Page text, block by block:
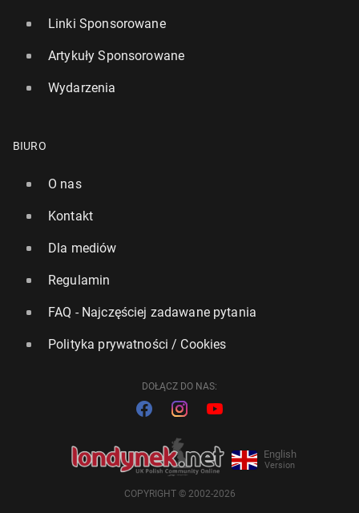
Linki Sponsorowane
Artykuły Sponsorowane
Wydarzenia
BIURO
O nas
Kontakt
Dla mediów
Regulamin
FAQ - Najczęściej zadawane pytania
Polityka prywatności / Cookies
DOŁĄCZ DO NAS:
English
Version
COPYRIGHT © 2002-2026